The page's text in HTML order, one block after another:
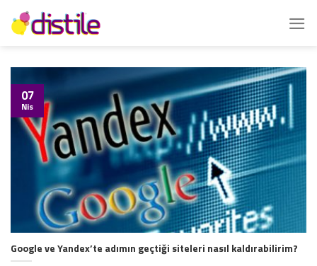
İçeriğe
atla
Google ve Yandex’te adımın geçtiği siteleri nasıl kaldırabilirim?
07
Nis